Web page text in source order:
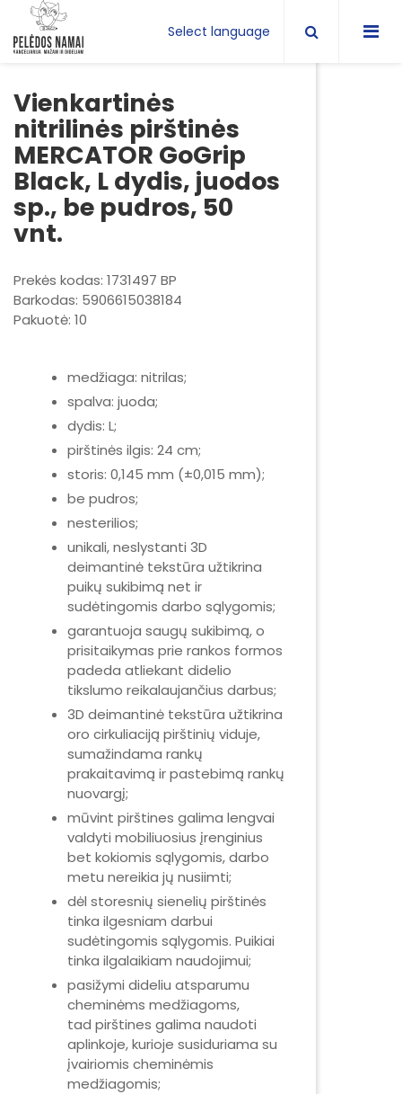
Select language
Vienkartinės
nitrilinės pirštinės
MERCATOR GoGrip
Black, L dydis, juodos
sp., be pudros, 50
vnt.
Prekės kodas: 1731497 BP
Barkodas: 5906615038184
Pakuotė: 10
medžiaga: nitrilas;
spalva: juoda;
dydis: L;
pirštinės ilgis: 24 cm;
storis: 0,145 mm (±0,015 mm);
be pudros;
nesterilios;
unikali, neslystanti 3D
deimantinė tekstūra užtikrina
puikų sukibimą net ir
sudėtingomis darbo sąlygomis;
garantuoja saugų sukibimą, o
prisitaikymas prie rankos formos
padeda atliekant didelio
tikslumo reikalaujančius darbus;
3D deimantinė tekstūra užtikrina
oro cirkuliaciją pirštinių viduje,
sumažindama rankų
prakaitavimą ir pastebimą rankų
nuovargį;
mūvint pirštines galima lengvai
valdyti mobiliuosius įrenginius
bet kokiomis sąlygomis, darbo
metu nereikia jų nusiimti;
dėl storesnių sienelių pirštinės
tinka ilgesniam darbui
sudėtingomis sąlygomis. Puikiai
tinka ilgalaikiam naudojimui;
pasižymi dideliu atsparumu
cheminėms medžiagoms,
tad pirštines galima naudoti
aplinkoje, kurioje susiduriama su
įvairiomis cheminėmis
medžiagomis;